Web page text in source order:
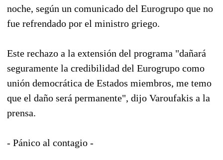
noche, según un comunicado del Eurogrupo que no
fue refrendado por el ministro griego.
Este rechazo a la extensión del programa "dañará
seguramente la credibilidad del Eurogrupo como
unión democrática de Estados miembros, me temo
que el daño será permanente", dijo Varoufakis a la
prensa.
- Pánico al contagio -